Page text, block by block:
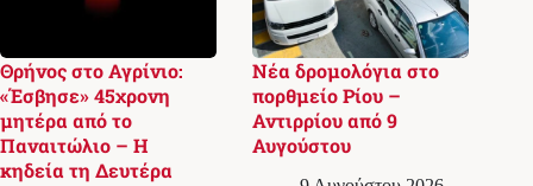
Θρήνος στο Αγρίνιο:
«Έσβησε» 45χρονη
μητέρα από το
Παναιτώλιο – Η
κηδεία τη Δευτέρα
Νέα δρομολόγια στο
πορθμείο Ρίου –
Αντιρρίου από 9
Αυγούστου